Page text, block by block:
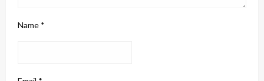
Name *